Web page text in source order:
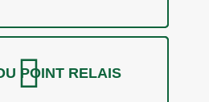
POINT RELAIS